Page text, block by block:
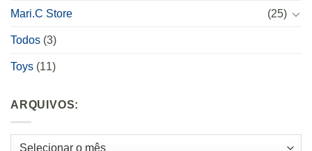
Mari.C Store (25)
Todos (3)
Toys (11)
ARQUIVOS:
Arquivos: